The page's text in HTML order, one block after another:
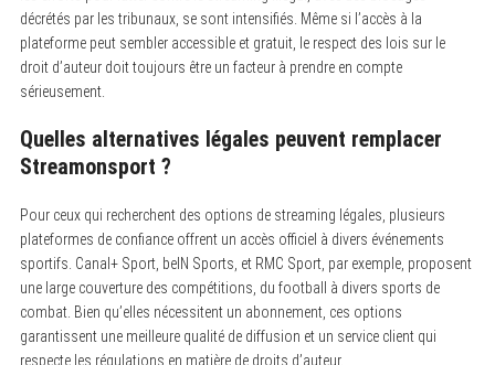
décrétés par les tribunaux, se sont intensifiés. Même si l’accès à la
plateforme peut sembler accessible et gratuit, le respect des lois sur le
droit d’auteur doit toujours être un facteur à prendre en compte
sérieusement.
Quelles alternatives légales peuvent remplacer
Streamonsport ?
Pour ceux qui recherchent des options de streaming légales, plusieurs
plateformes de confiance offrent un accès officiel à divers événements
sportifs. Canal+ Sport, beIN Sports, et RMC Sport, par exemple, proposent
une large couverture des compétitions, du football à divers sports de
combat. Bien qu’elles nécessitent un abonnement, ces options
garantissent une meilleure qualité de diffusion et un service client qui
respecte les régulations en matière de droits d’auteur.